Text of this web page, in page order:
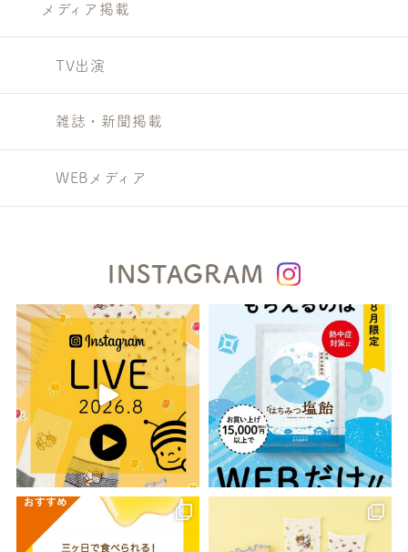
メディア掲載
TV出演
雑誌・新聞掲載
WEBメディア
INSTAGRAM